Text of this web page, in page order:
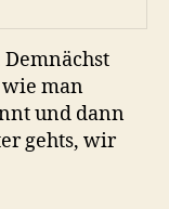
wie man
und dann
gehts, wir